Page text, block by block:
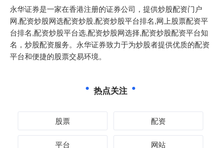
永华证券是一家在香港注册的证券公司，提供炒股配资门户
网,配资炒股网选配资炒股,配资炒股平台排名,网上股票配资平
台排名,配资炒股平台选,配资炒股网选择,配资炒股配资平台知
名，炒股配资服务。永华证券致力于为炒股者提供优质的配资
平台和便捷的股票交易环境。
热点关注
股票 配资
平台 网站